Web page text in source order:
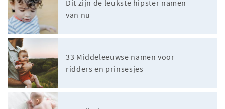
Dit zijn de leukste hipster namen
van nu
33 Middeleeuwse namen voor
ridders en prinsesjes